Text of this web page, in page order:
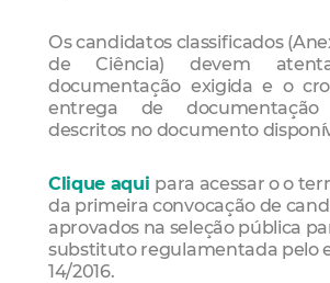
Os candidatos classificados
de Ciência) devem
documentação exigida e o
entrega de
descritos no documento
Clique aqui para acessar oo
da primeira convocação de
aprovados na seleção pública
substituto regulamentada pelo
14/2016.